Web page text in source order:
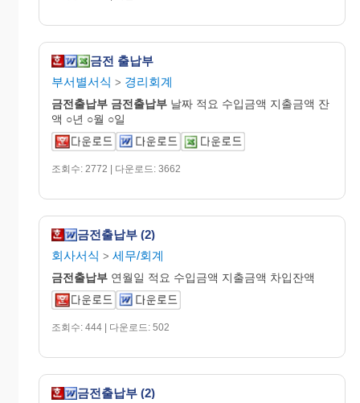
금전 출납부
부서별서식 > 경리회계
금전출납부 금전출납부 날짜 적요 수입금액 지출금액 잔
액 ○년 ○월 ○일
조회수: 2772 | 다운로드: 3662
금전출납부 (2)
회사서식 > 세무/회계
금전출납부 연월일 적요 수입금액 지출금액 차입잔액
조회수: 444 | 다운로드: 502
금전출납부 (2)